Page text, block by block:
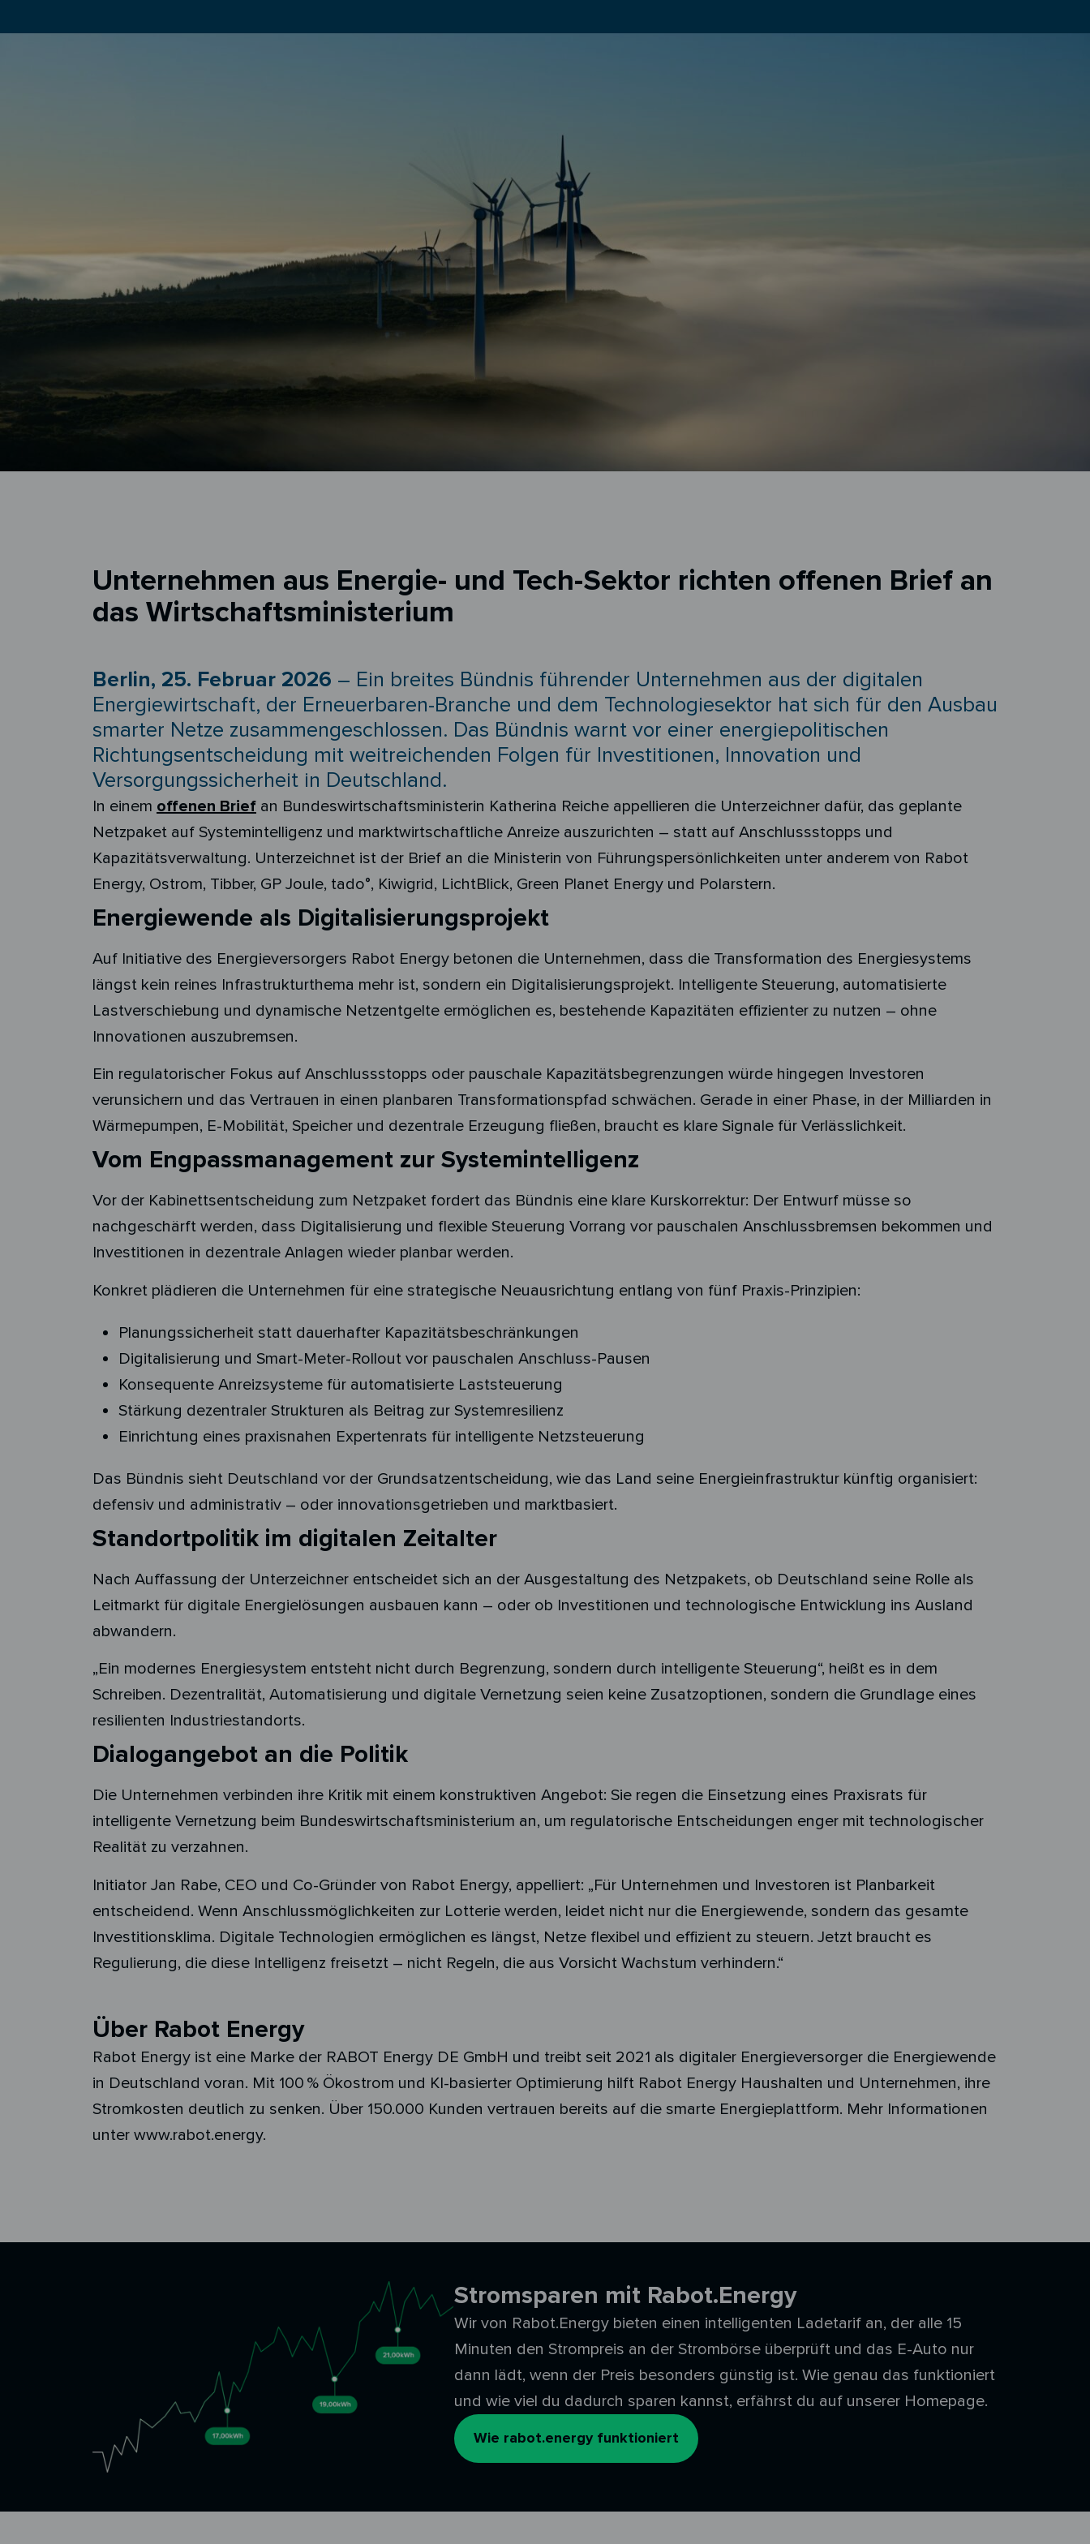
Unternehmen aus Energie- und Tech-Sektor richten offenen Brief an
das Wirtschaftsministerium
Berlin, 25. Februar 2026 – Ein breites Bündnis führender Unternehmen aus der digitalen
Energiewirtschaft, der Erneuerbaren-Branche und dem Technologiesektor hat sich für den Ausbau
smarter Netze zusammengeschlossen. Das Bündnis warnt vor einer energiepolitischen
Richtungsentscheidung mit weitreichenden Folgen für Investitionen, Innovation und
Versorgungssicherheit in Deutschland.
In einem offenen Brief an Bundeswirtschaftsministerin Katherina Reiche appellieren die Unterzeichner dafür, das geplante
Netzpaket auf Systemintelligenz und marktwirtschaftliche Anreize auszurichten – statt auf Anschlussstopps und
Kapazitätsverwaltung. Unterzeichnet ist der Brief an die Ministerin von Führungspersönlichkeiten unter anderem von Rabot
Energy, Ostrom, Tibber, GP Joule, tado°, Kiwigrid, LichtBlick, Green Planet Energy und Polarstern.
Energiewende als Digitalisierungsprojekt
Auf Initiative des Energieversorgers Rabot Energy betonen die Unternehmen, dass die Transformation des Energiesystems
längst kein reines Infrastrukturthema mehr ist, sondern ein Digitalisierungsprojekt. Intelligente Steuerung, automatisierte
Lastverschiebung und dynamische Netzentgelte ermöglichen es, bestehende Kapazitäten effizienter zu nutzen – ohne
Innovationen auszubremsen.
Ein regulatorischer Fokus auf Anschlussstopps oder pauschale Kapazitätsbegrenzungen würde hingegen Investoren
verunsichern und das Vertrauen in einen planbaren Transformationspfad schwächen. Gerade in einer Phase, in der Milliarden in
Wärmepumpen, E-Mobilität, Speicher und dezentrale Erzeugung fließen, braucht es klare Signale für Verlässlichkeit.
Vom Engpassmanagement zur Systemintelligenz
Vor der Kabinettsentscheidung zum Netzpaket fordert das Bündnis eine klare Kurskorrektur: Der Entwurf müsse so
nachgeschärft werden, dass Digitalisierung und flexible Steuerung Vorrang vor pauschalen Anschlussbremsen bekommen und
Investitionen in dezentrale Anlagen wieder planbar werden.
Konkret plädieren die Unternehmen für eine strategische Neuausrichtung entlang von fünf Praxis-Prinzipien:
Planungssicherheit statt dauerhafter Kapazitätsbeschränkungen
Digitalisierung und Smart-Meter-Rollout vor pauschalen Anschluss-Pausen
Konsequente Anreizsysteme für automatisierte Laststeuerung
Stärkung dezentraler Strukturen als Beitrag zur Systemresilienz
Einrichtung eines praxisnahen Expertenrats für intelligente Netzsteuerung
Das Bündnis sieht Deutschland vor der Grundsatzentscheidung, wie das Land seine Energieinfrastruktur künftig organisiert:
defensiv und administrativ – oder innovationsgetrieben und marktbasiert.
Standortpolitik im digitalen Zeitalter
Nach Auffassung der Unterzeichner entscheidet sich an der Ausgestaltung des Netzpakets, ob Deutschland seine Rolle als
Leitmarkt für digitale Energielösungen ausbauen kann – oder ob Investitionen und technologische Entwicklung ins Ausland
abwandern.
„Ein modernes Energiesystem entsteht nicht durch Begrenzung, sondern durch intelligente Steuerung“, heißt es in dem
Schreiben. Dezentralität, Automatisierung und digitale Vernetzung seien keine Zusatzoptionen, sondern die Grundlage eines
resilienten Industriestandorts.
Dialogangebot an die Politik
Die Unternehmen verbinden ihre Kritik mit einem konstruktiven Angebot: Sie regen die Einsetzung eines Praxisrats für
intelligente Vernetzung beim Bundeswirtschaftsministerium an, um regulatorische Entscheidungen enger mit technologischer
Realität zu verzahnen.
Initiator Jan Rabe, CEO und Co-Gründer von Rabot Energy, appelliert: „Für Unternehmen und Investoren ist Planbarkeit
entscheidend. Wenn Anschlussmöglichkeiten zur Lotterie werden, leidet nicht nur die Energiewende, sondern das gesamte
Investitionsklima. Digitale Technologien ermöglichen es längst, Netze flexibel und effizient zu steuern. Jetzt braucht es
Regulierung, die diese Intelligenz freisetzt – nicht Regeln, die aus Vorsicht Wachstum verhindern.“
Über Rabot Energy
Rabot Energy ist eine Marke der RABOT Energy DE GmbH und treibt seit 2021 als digitaler Energieversorger die Energiewende
in Deutschland voran. Mit 100 % Ökostrom und KI-basierter Optimierung hilft Rabot Energy Haushalten und Unternehmen, ihre
Stromkosten deutlich zu senken. Über 150.000 Kunden vertrauen bereits auf die smarte Energieplattform. Mehr Informationen
unter www.rabot.energy.
Stromsparen mit Rabot.Energy
Wir von Rabot.Energy bieten einen intelligenten Ladetarif an, der alle 15
Minuten den Strompreis an der Strombörse überprüft und das E-Auto nur
dann lädt, wenn der Preis besonders günstig ist. Wie genau das funktioniert
und wie viel du dadurch sparen kannst, erfährst du auf unserer Homepage.
Wie rabot.energy funktioniert